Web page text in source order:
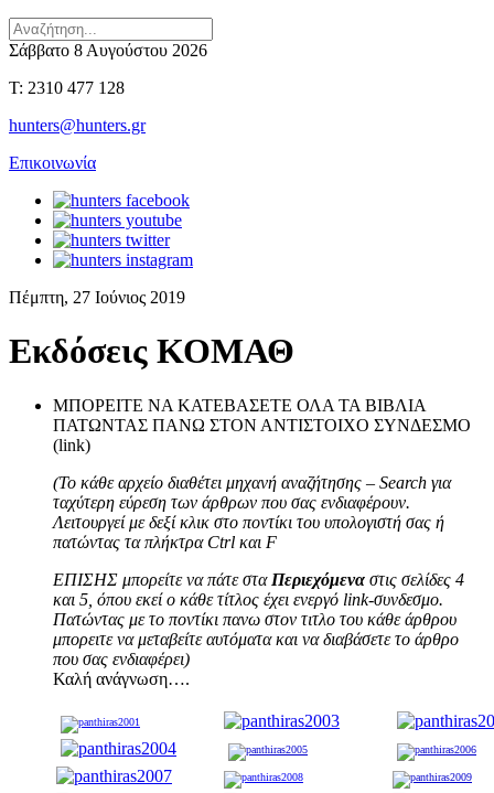
Σάββατο 8 Αυγούστου 2026
T: 2310 477 128
hunters@hunters.gr
Επικοινωνία
Πέμπτη, 27 Ιούνιος 2019
Εκδόσεις ΚΟΜΑΘ
ΜΠΟΡΕΙΤΕ ΝΑ ΚΑΤΕΒΑΣΕΤΕ ΟΛΑ ΤΑ ΒΙΒΛΙΑ
ΠΑΤΩΝΤΑΣ ΠΑΝΩ ΣΤΟΝ ΑΝΤΙΣΤΟΙΧΟ ΣΥΝΔΕΣΜΟ
(link)
(Το κάθε αρχείο διαθέτει μηχανή αναζήτησης – Search για
ταχύτερη εύρεση των άρθρων που σας ενδιαφέρουν.
Λειτουργεί με δεξί κλικ στο ποντίκι του υπολογιστή σας ή
πατώντας τα πλήκτρα Ctrl και F
EΠΙΣΗΣ μπορείτε να πάτε στα Περιεχόμενα στις σελίδες 4
και 5, όπου εκεί ο κάθε τίτλος έχει ενεργό link-συνδεσμο.
Πατώντας με το ποντίκι πανω στον τιτλο του κάθε άρθρου
μπορειτε να μεταβείτε αυτόματα και να διαβάσετε το άρθρο
που σας ενδιαφέρει)
Καλή ανάγνωση….